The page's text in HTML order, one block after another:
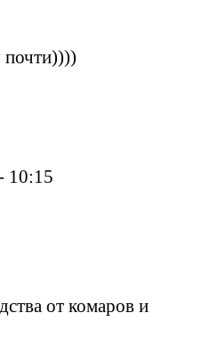
10:15
от комаров и